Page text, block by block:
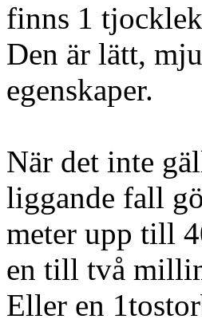
finns 1
Den är lätt,
egenskaper.
När det inte
liggande fall
meter upp till
en till två
Eller en